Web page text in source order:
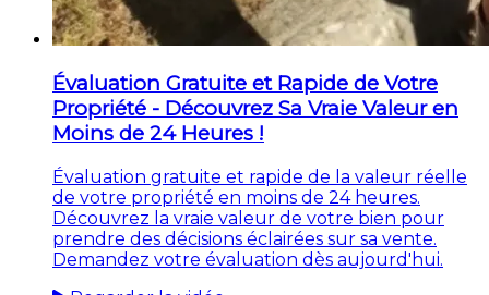
Évaluation Gratuite et Rapide de Votre
Propriété - Découvrez Sa Vraie Valeur en
Moins de 24 Heures !
Évaluation gratuite et rapide de la valeur réelle
de votre propriété en moins de 24 heures.
Découvrez la vraie valeur de votre bien pour
prendre des décisions éclairées sur sa vente.
Demandez votre évaluation dès aujourd'hui.